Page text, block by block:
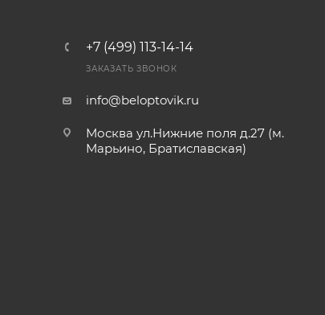
+7 (499) 113-14-14
ЗАКАЗАТЬ ЗВОНОК
info@beloptovik.ru
Москва ул.Нижние поля д.27 (м.
Марьино, Братиславская)